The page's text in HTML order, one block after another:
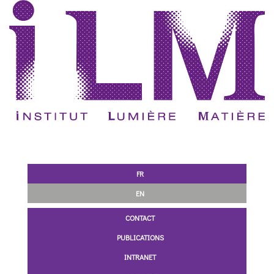
FR
EN
CONTACT
PUBLICATIONS
INTRANET